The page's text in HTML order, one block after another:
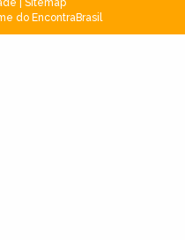
do EncontraBrasil